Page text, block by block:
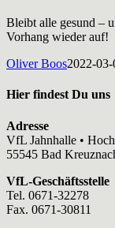
Bleibt alle gesund –
Vorhang wieder auf!
Oliver Boos2022-
Hier findest Du uns
Adresse
VfL Jahnhalle •
55545 Bad
VfL-Geschäftsstelle
Tel. 0671-32278
Fax. 0671-30811